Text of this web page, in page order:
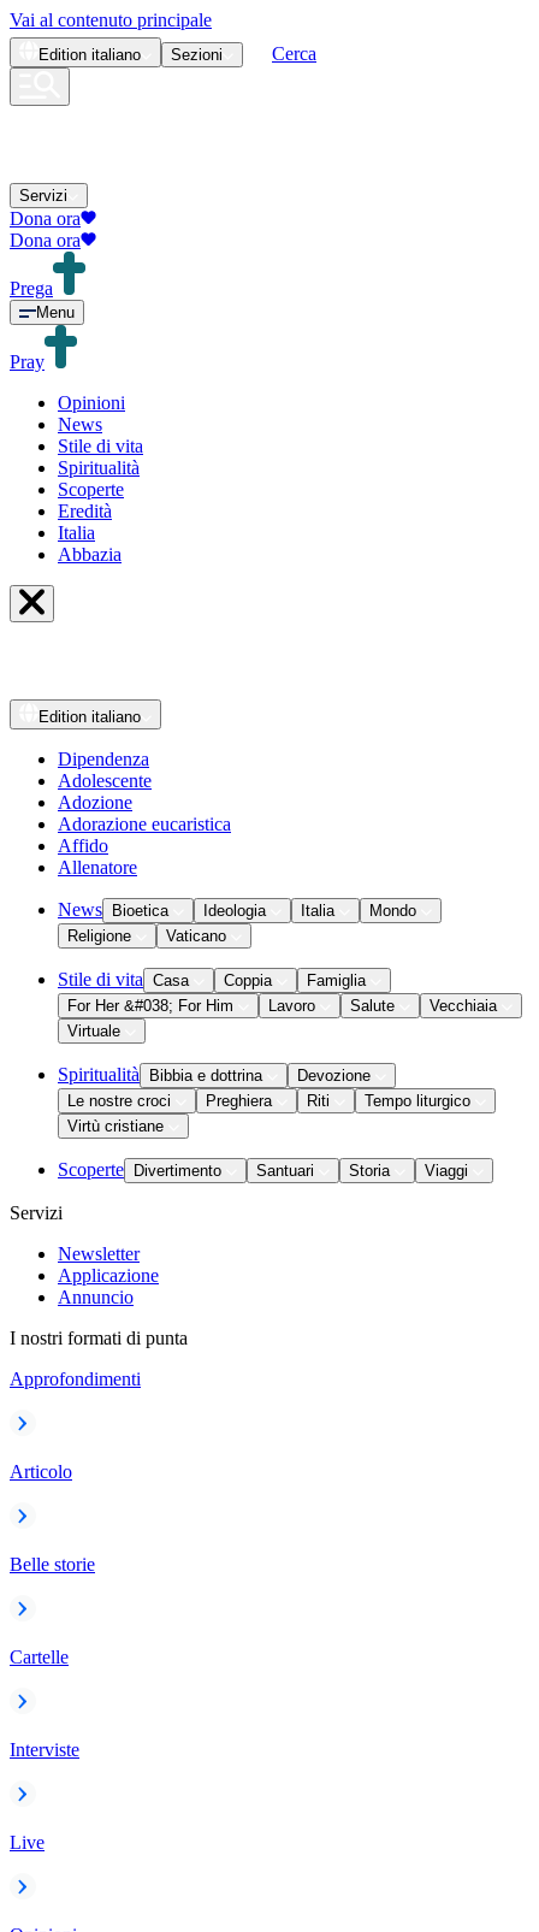
Vai al contenuto principale
Edition italiano Sezioni Cerca
Servizi
Dona ora
Dona ora
Prega
Menu
Pray
Opinioni
News
Stile di vita
Spiritualità
Scoperte
Eredità
Italia
Abbazia
Edition italiano
Dipendenza
Adolescente
Adozione
Adorazione eucaristica
Affido
Allenatore
News Bioetica Ideologia Italia
Mondo
Religione
Vaticano
Stile di vita Casa Coppia
Famiglia
For Her &#038; For Him
Lavoro Salute
Vecchiaia
Virtuale
Spiritualità Bibbia e dottrina
Devozione
Le nostre croci
Preghiera Riti
Tempo liturgico
Virtù cristiane
Scoperte Divertimento Santuari Storia Viaggi
Servizi
Newsletter
Applicazione
Annuncio
I nostri formati di punta
Approfondimenti
Articolo
Belle storie
Cartelle
Interviste
Live